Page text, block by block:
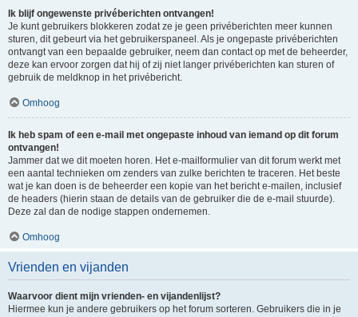
Ik blijf ongewenste privéberichten ontvangen!
Je kunt gebruikers blokkeren zodat ze je geen privéberichten meer kunnen
sturen, dit gebeurt via het gebruikerspaneel. Als je ongepaste privéberichten
ontvangt van een bepaalde gebruiker, neem dan contact op met de beheerder,
deze kan ervoor zorgen dat hij of zij niet langer privéberichten kan sturen of
gebruik de meldknop in het privébericht.
Omhoog
Ik heb spam of een e-mail met ongepaste inhoud van iemand op dit forum
ontvangen!
Jammer dat we dit moeten horen. Het e-mailformulier van dit forum werkt met
een aantal technieken om zenders van zulke berichten te traceren. Het beste
wat je kan doen is de beheerder een kopie van het bericht e-mailen, inclusief
de headers (hierin staan de details van de gebruiker die de e-mail stuurde).
Deze zal dan de nodige stappen ondernemen.
Omhoog
Vrienden en vijanden
Waarvoor dient mijn vrienden- en vijandenlijst?
Hiermee kun je andere gebruikers op het forum sorteren. Gebruikers die in je